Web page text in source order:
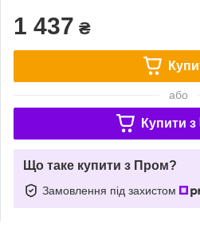
1 437 ₴
або
Купити з
Що таке купити з Пром?
Замовлення під захистом